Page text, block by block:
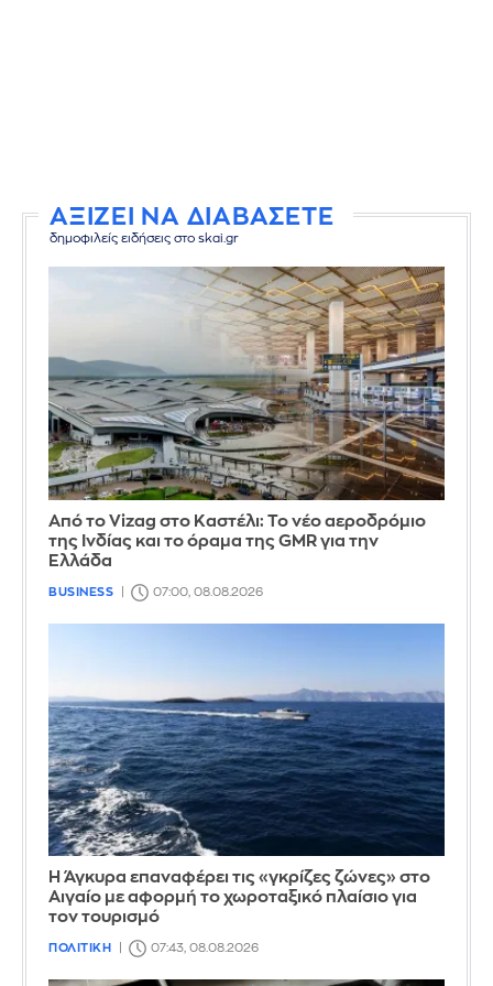
ΑΞΙΖΕΙ ΝΑ ΔΙΑΒΑΣΕΤΕ
δημοφιλείς ειδήσεις στο skai.gr
Από το Vizag στο Καστέλι: Το νέο αεροδρόμιο
της Ινδίας και το όραμα της GMR για την
Ελλάδα
BUSINESS 07:00, 08.08.2026
Η Άγκυρα επαναφέρει τις «γκρίζες ζώνες» στο
Αιγαίο με αφορμή το χωροταξικό πλαίσιο για
τον τουρισμό
ΠΟΛΙΤΙΚΗ 07:43, 08.08.2026